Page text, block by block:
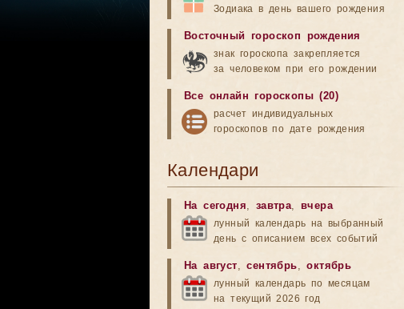
Зодиака в день вашего рождения
Восточный гороскоп рождения
знак гороскопа закрепляется
за человеком при его рождении
Все онлайн гороскопы (20)
расчет индивидуальных
гороскопов по дате рождения
Календари
На сегодня, завтра,вчера
лунный календарь на выбранный
день с описанием всех событий
На август,сентябрь,октябрь
лунный календарь по месяцам
на текущий 2026 год